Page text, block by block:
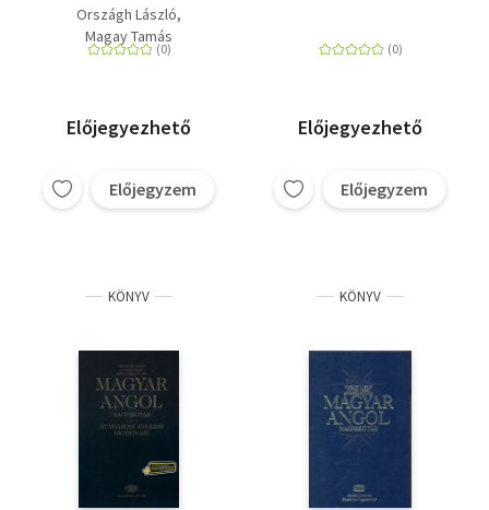
Országh László
Magay Tamás
Előjegyezhető
Előjegyzem
Előjegyezhető
Előjegyzem
KÖNYV KÖNYV